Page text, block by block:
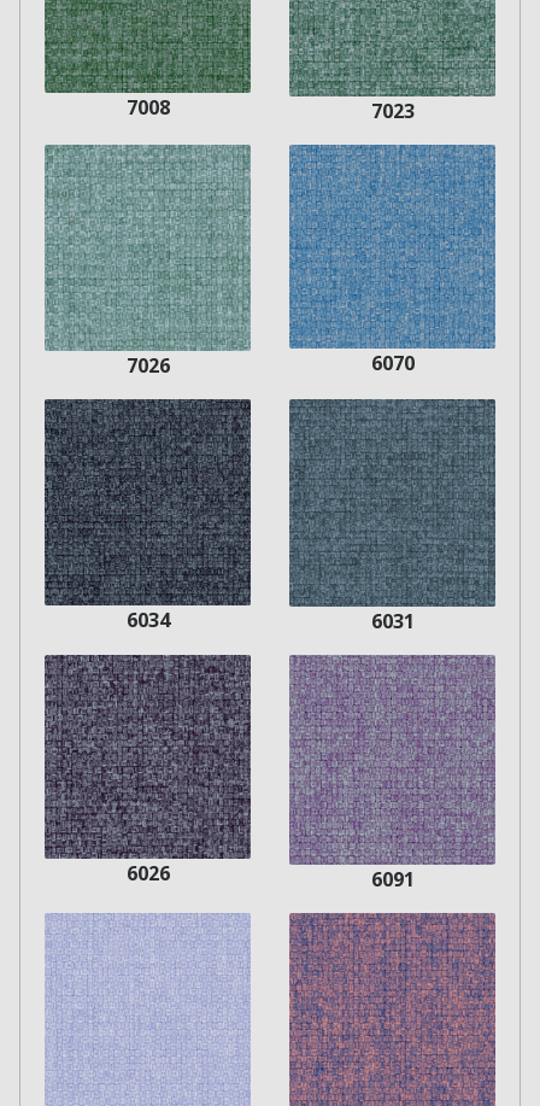
7008 7023
7026 6070
6034 6031
6026 6091